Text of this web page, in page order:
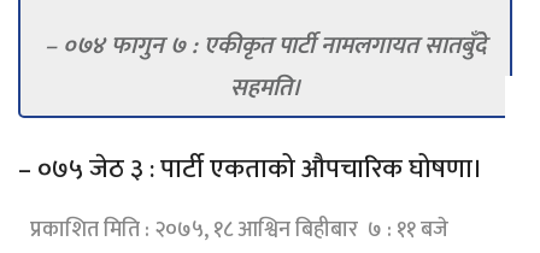
– ०७४ फागुन ७ : एकीकृत पार्टी नामलगायत सातबुँदे
सहमति।
– ०७५ जेठ ३ : पार्टी एकताको औपचारिक घोषणा।
प्रकाशित मिति : २०७५, १८ आश्विन बिहीबार ७ : ११ बजे